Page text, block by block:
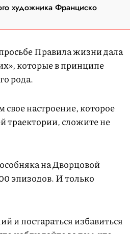
художника Франциско
Правила жизни дала
которые в принципе
рода.
настроение, которое
траектории, сложите не
на Дворцовой
эпизодов. И только
и постараться избавиться